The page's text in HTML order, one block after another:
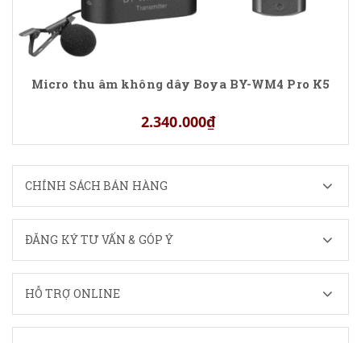
Micro thu âm không dây Boya BY-WM4 Pro K5
2.340.000₫
CHÍNH SÁCH BÁN HÀNG
ĐĂNG KÝ TƯ VẤN & GÓP Ý
HỖ TRỢ ONLINE